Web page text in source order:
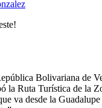
Bolivariana de
la Ruta Turística de la
va desde la